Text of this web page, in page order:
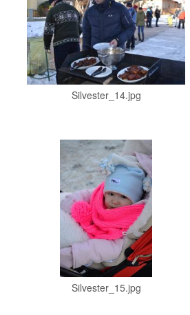
Silvester_14.jpg
Silvester_15.jpg